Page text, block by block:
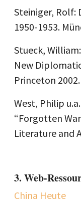
Steiniger, Rolf:
1950-1953.
Stueck,
New
Princeton 2002.
West, Philip
“Forgotten
Literature and
3. Web-
China Heute